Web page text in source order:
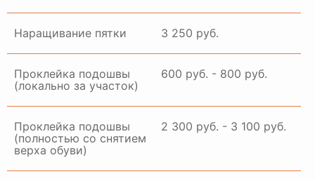
Наращивание пятки 3 250 руб.
Проклейка подошвы
(локально за участок)
600 руб. - 800 руб.
Проклейка подошвы
(полностью со снятием
верха обуви)
2 300 руб. - 3 100 руб.